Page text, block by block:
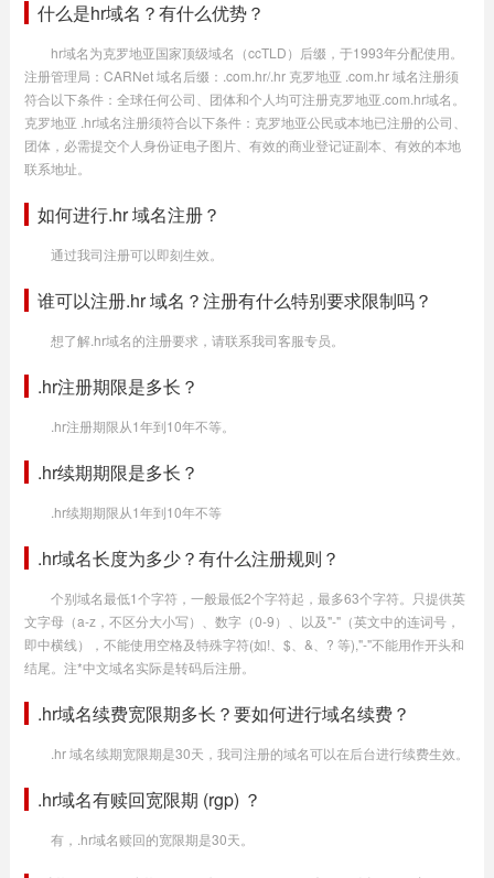
什么是hr域名？有什么优势？
hr域名为克罗地亚国家顶级域名（ccTLD）后缀，于1993年分配使用。
注册管理局：CARNet 域名后缀：.com.hr/.hr 克罗地亚 .com.hr 域名注册须
符合以下条件：全球任何公司、团体和个人均可注册克罗地亚.com.hr域名。
克罗地亚 .hr域名注册须符合以下条件：克罗地亚公民或本地已注册的公司、
团体，必需提交个人身份证电子图片、有效的商业登记证副本、有效的本地
联系地址。
如何进行.hr 域名注册？
通过我司注册可以即刻生效。
谁可以注册.hr 域名？注册有什么特别要求限制吗？
想了解.hr域名的注册要求，请联系我司客服专员。
.hr注册期限是多长？
.hr注册期限从1年到10年不等。
.hr续期期限是多长？
.hr续期期限从1年到10年不等
.hr域名长度为多少？有什么注册规则？
个别域名最低1个字符，一般最低2个字符起，最多63个字符。只提供英
文字母（a-z，不区分大小写）、数字（0-9）、以及"-"（英文中的连词号，
即中横线），不能使用空格及特殊字符(如!、$、&、? 等),"-"不能用作开头和
结尾。注*中文域名实际是转码后注册。
.hr域名续费宽限期多长？要如何进行域名续费？
.hr 域名续期宽限期是30天，我司注册的域名可以在后台进行续费生效。
.hr域名有赎回宽限期 (rgp) ？
有，.hr域名赎回的宽限期是30天。